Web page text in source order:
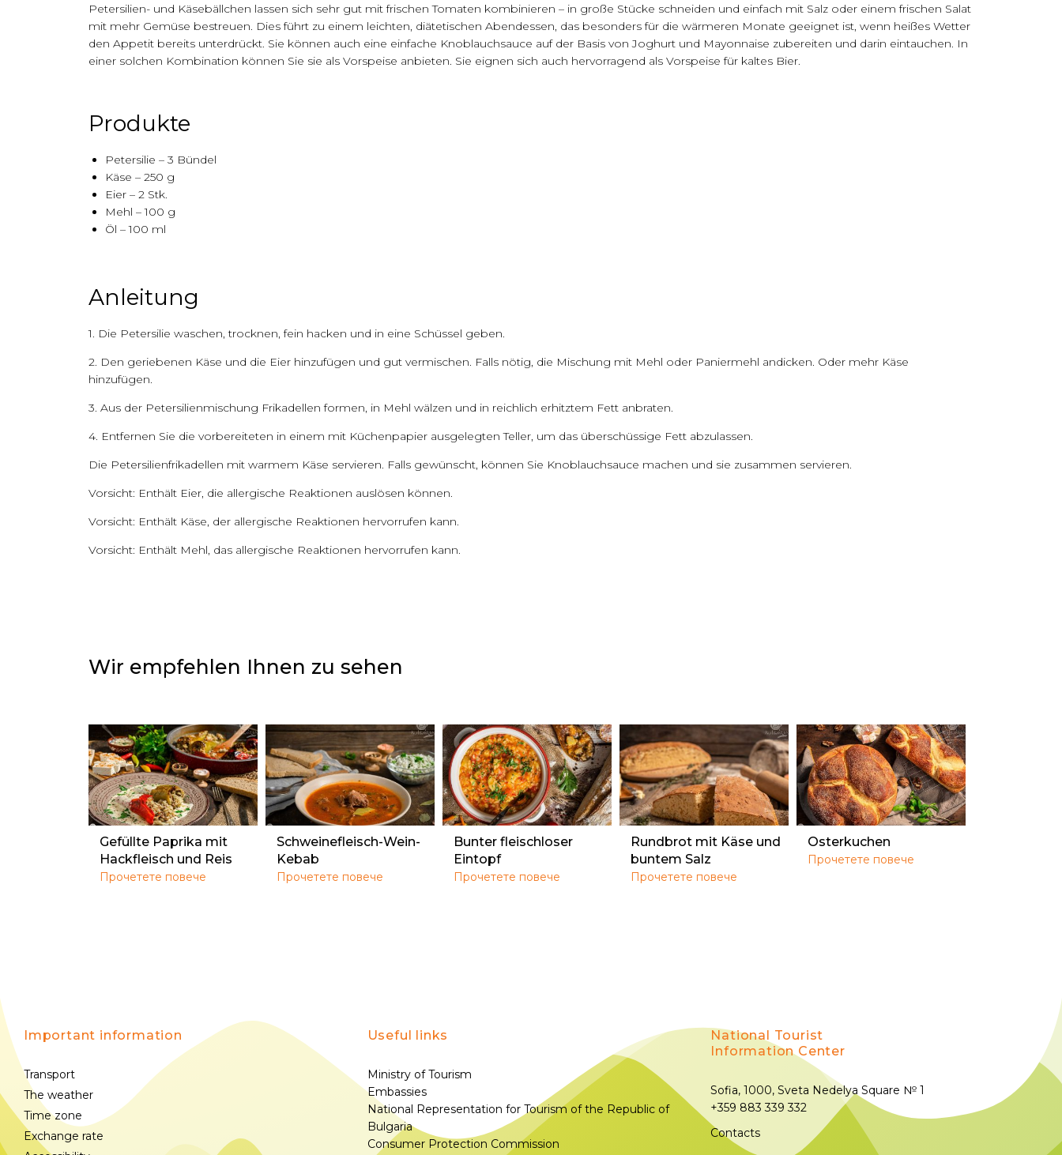
Petersilien- und Käsebällchen lassen sich sehr gut mit frischen Tomaten kombinieren – in große Stücke schneiden und einfach mit Salz oder einem frischen Salat
mit mehr Gemüse bestreuen. Dies führt zu einem leichten, diätetischen Abendessen, das besonders für die wärmeren Monate geeignet ist, wenn heißes Wetter
den Appetit bereits unterdrückt. Sie können auch eine einfache Knoblauchsauce auf der Basis von Joghurt und Mayonnaise zubereiten und darin eintauchen. In
einer solchen Kombination können Sie sie als Vorspeise anbieten. Sie eignen sich auch hervorragend als Vorspeise für kaltes Bier.
Produkte
Petersilie – 3 Bündel
Käse – 250 g
Eier – 2 Stk.
Mehl – 100 g
Öl – 100 ml
Anleitung
1. Die Petersilie waschen, trocknen, fein hacken und in eine Schüssel geben.
2. Den geriebenen Käse und die Eier hinzufügen und gut vermischen. Falls nötig, die Mischung mit Mehl oder Paniermehl andicken. Oder mehr Käse
hinzufügen.
3. Aus der Petersilienmischung Frikadellen formen, in Mehl wälzen und in reichlich erhitztem Fett anbraten.
4. Entfernen Sie die vorbereiteten in einem mit Küchenpapier ausgelegten Teller, um das überschüssige Fett abzulassen.
Die Petersilienfrikadellen mit warmem Käse servieren. Falls gewünscht, können Sie Knoblauchsauce machen und sie zusammen servieren.
Vorsicht: Enthält Eier, die allergische Reaktionen auslösen können.
Vorsicht: Enthält Käse, der allergische Reaktionen hervorrufen kann.
Vorsicht: Enthält Mehl, das allergische Reaktionen hervorrufen kann.
Wir empfehlen Ihnen zu sehen
Gefüllte Paprika mit
Hackfleisch und Reis
Прочетете повече
Schweinefleisch-Wein-
Kebab
Прочетете повече
Bunter fleischloser
Eintopf
Прочетете повече
Rundbrot mit Käse und
buntem Salz
Прочетете повече
Osterkuchen
Прочетете повече
Important information
Transport
The weather
Time zone
Exchange rate
Useful links
Ministry of Tourism
Embassies
National Representation for Tourism of the Republic of
Bulgaria
Consumer Protection Commission
National Tourist
Information Center
Sofia, 1000, Sveta Nedelya Square № 1
+359 883 339 332
Contacts